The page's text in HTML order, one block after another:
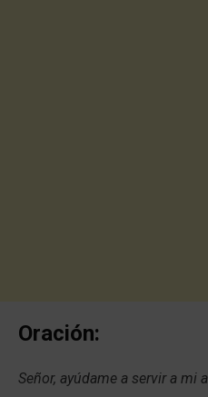
Oración:
Señor, ayúdame a servir a mi